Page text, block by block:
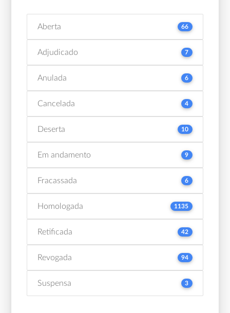
Aberta 66
Adjudicado 7
Anulada 6
Cancelada 4
Deserta 10
Em andamento 9
Fracassada 6
Homologada 1135
Retificada 42
Revogada 94
Suspensa 3